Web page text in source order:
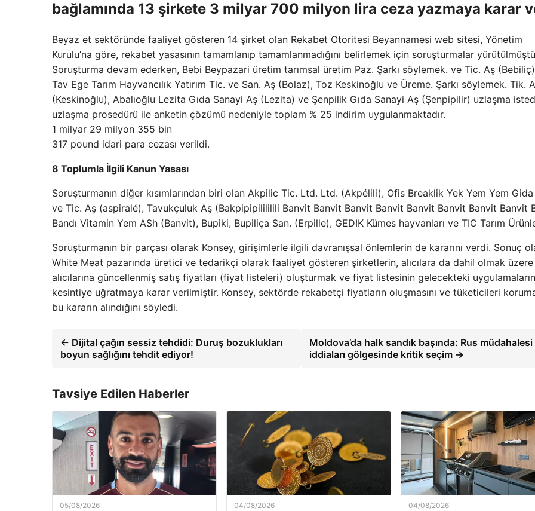
bağlamında 13 şirkete 3 milyar 700 milyon lira ceza yazmaya karar
Beyaz et sektöründe faaliyet gösteren 14 şirket olan Rekabet Otoritesi Beyannamesi web sitesi, Yönetim
Kurulu’na göre, rekabet yasasının tamamlanıp tamamlanmadığını belirlemek için soruşturmalar
Soruşturma devam ederken, Bebi Beypazari üretim tarımsal üretim Paz. Şarkı söylemek. ve Tic. Aş
Tav Ege Tarım Hayvancılık Yatırım Tic. ve San. Aş (Bolaz), Toz Keskinoğlu ve Üreme. Şarkı söylemek. Tik.
(Keskinoğlu), Abalıoğlu Lezita Gıda Sanayi Aş (Lezita) ve Şenpilik Gıda Sanayi Aş (Şenpipilir) uzlaşma
uzlaşma prosedürü ile anketin çözümü nedeniyle toplam % 25 indirim uygulanmaktadır.
1 milyar 29 milyon 355 bin
317 pound idari para cezası verildi.
8 Toplumla İlgili Kanun Yasası
Soruşturmanın diğer kısımlarından biri olan Akpilic Tic. Ltd. Ltd. (Akpélili), Ofis Breaklik Yek Yem Yem Gida
ve Tic. Aş (aspiralé), Tavukçuluk Aş (Bakpipipilililili Banvit Banvit Banvit Banvit Banvit Banvit Banvit Banvit
Bandı Vitamin Yem ASh (Banvit), Bupiki, Bupiliça San. (Erpille), GEDIK Kümes hayvanları ve TIC Tarım
Soruşturmanın bir parçası olarak Konsey, girişimlerle ilgili davranışsal önlemlerin de kararını verdi. Sonuç
White Meat pazarında üretici ve tedarikçi olarak faaliyet gösteren şirketlerin, alıcılara da dahil olmak üzere
alıcılarına güncellenmiş satış fiyatları (fiyat listeleri) oluşturmak ve fiyat listesinin gelecekteki
kesintiye uğratmaya karar verilmiştir. Konsey, sektörde rekabetçi fiyatların oluşmasını ve tüketicileri
bu kararın alındığını söyledi.
← Dijital çağın sessiz tehdidi: Duruş bozuklukları
boyun sağlığını tehdit ediyor!
Moldova’da halk sandık başında: Rus müdahalesi
iddiaları gölgesinde kritik seçim →
Tavsiye Edilen Haberler
05/08/2026 04/08/2026 04/08/2026